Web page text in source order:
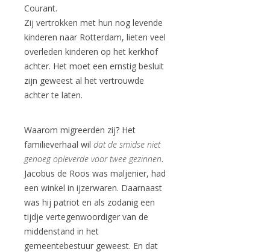
Courant.
Zij vertrokken met hun nog levende
kinderen naar Rotterdam, lieten veel
overleden kinderen op het kerkhof
achter. Het moet een ernstig besluit
zijn geweest al het vertrouwde
achter te laten.
Waarom migreerden zij? Het
familieverhaal wil dat de smidse niet
genoeg opleverde voor twee gezinnen.
Jacobus de Roos was maljenier, had
een winkel in ijzerwaren. Daarnaast
was hij patriot en als zodanig een
tijdje vertegenwoordiger van de
middenstand in het
gemeentebestuur geweest. En dat